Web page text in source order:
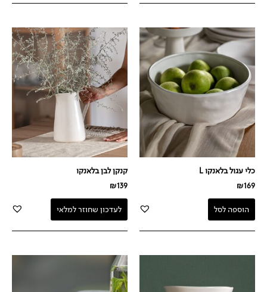
כלי עגול בלאנקו L
₪169
הוספה לסל
קנקן לבן בלאנקו
₪139
לעדכון שחוזר למלאי